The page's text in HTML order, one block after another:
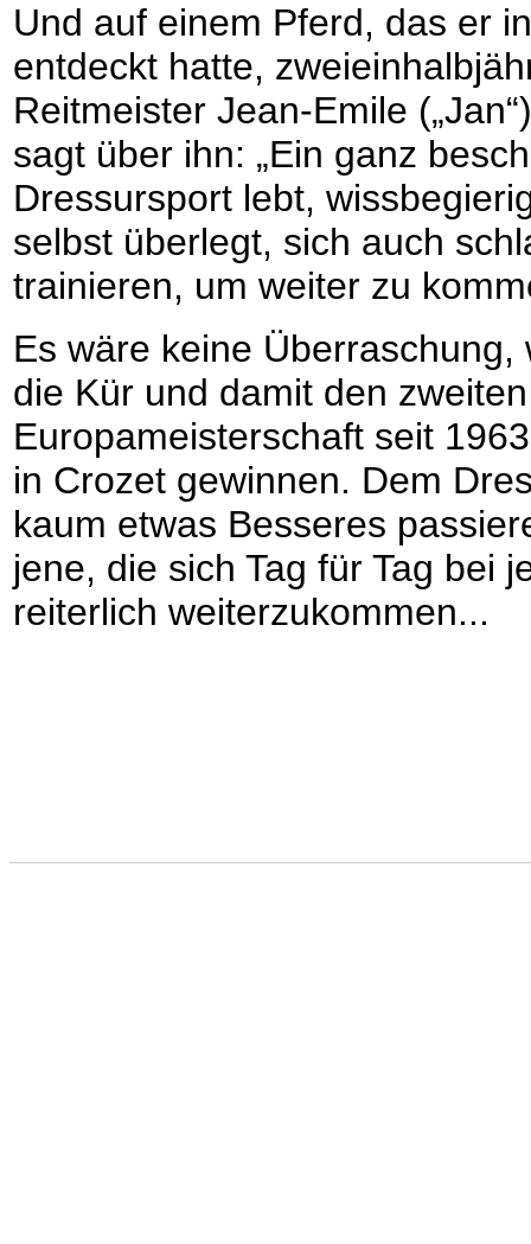
Und auf einem Pferd, das er
entdeckt hatte,
Reitmeister Jean-Emile
sagt über ihn: „Ein ganz
Dressursport lebt,
selbst überlegt, sich auch
trainieren, um weiter zu
Es wäre keine
die Kür und damit den
Europameisterschaft seit
in Crozet gewinnen. Dem
kaum etwas Besseres
jene, die sich Tag für Tag bei
reiterlich weiterzukommen...